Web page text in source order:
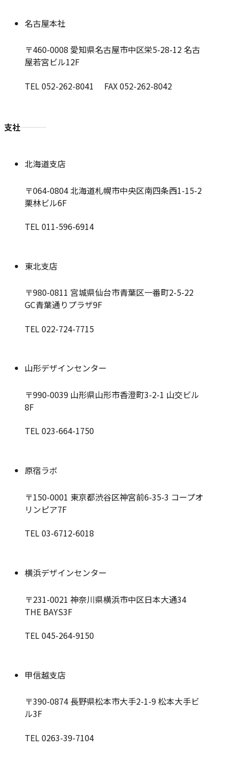
名古屋本社
〒460-0008 愛知県名古屋市中区栄5-28-12 名古
屋若宮ビル12F
TEL 052-262-8041 FAX 052-262-8042
支社
北海道支店
〒064-0804北海道札幌市中央区南四条西1-15-2
栗林ビル6F
TEL 011-596-6914
東北支店
〒980-0811 宮城県仙台市青葉区一番町2-5-22
GC青葉通りプラザ9F
TEL 022-724-7715
山形デザインセンター
〒990-0039 山形県山形市香澄町3-2-1 山交ビル
8F
TEL 023-664-1750
原宿ラボ
〒150-0001 東京都渋谷区神宮前6-35-3 コープオ
リンピア7F
TEL 03-6712-6018
横浜デザインセンター
〒231-0021 神奈川県横浜市中区日本大通34
THE BAYS3F
TEL 045-264-9150
甲信越支店
〒390-0874 長野県松本市大手2-1-9 松本大手ビ
ル3F
TEL 0263-39-7104